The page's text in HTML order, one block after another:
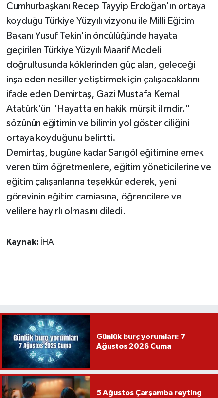
Cumhurbaşkanı Recep Tayyip Erdoğan'ın ortaya
koyduğu Türkiye Yüzyılı vizyonu ile Milli Eğitim
Bakanı Yusuf Tekin'in öncülüğünde hayata
geçirilen Türkiye Yüzyılı Maarif Modeli
doğrultusunda köklerinden güç alan, geleceği
inşa eden nesiller yetiştirmek için çalışacaklarını
ifade eden Demirtaş, Gazi Mustafa Kemal
Atatürk'ün "Hayatta en hakiki mürşit ilimdir."
sözünün eğitimin ve bilimin yol göstericiliğini
ortaya koyduğunu belirtti.
Demirtaş, bugüne kadar Sarıgöl eğitimine emek
veren tüm öğretmenlere, eğitim yöneticilerine ve
eğitim çalışanlarına teşekkür ederek, yeni
görevinin eğitim camiasına, öğrencilere ve
velilere hayırlı olmasını diledi.
Kaynak: İHA
Günlük burç yorumları: 7
Ağustos 2026 Cuma
5 Ağustos Çarşamba reyting